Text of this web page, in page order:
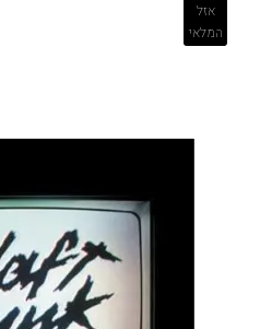
אזל
המלאי